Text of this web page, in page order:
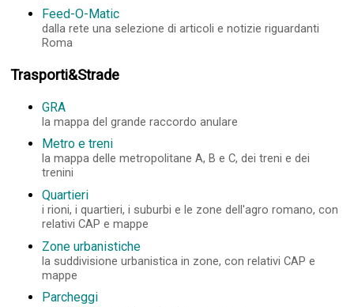
Feed-O-Matic
dalla rete una selezione di articoli e notizie riguardanti
Roma
Trasporti&Strade
GRA
la mappa del grande raccordo anulare
Metro e treni
la mappa delle metropolitane A, B e C, dei treni e dei
trenini
Quartieri
i rioni, i quartieri, i suburbi e le zone dell'agro romano, con
relativi CAP e mappe
Zone urbanistiche
la suddivisione urbanistica in zone, con relativi CAP e
mappe
Parcheggi